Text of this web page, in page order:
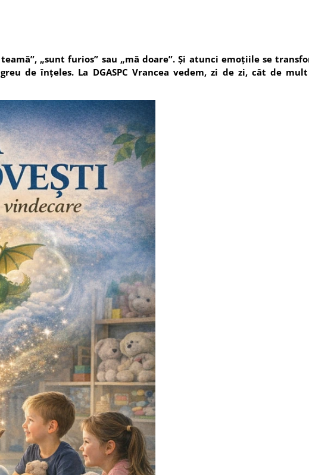
„sunt furios” sau „mă doare”. Și atunci emoțiile se
de înțeles. La DGASPC Vrancea vedem, zi de zi, cât de